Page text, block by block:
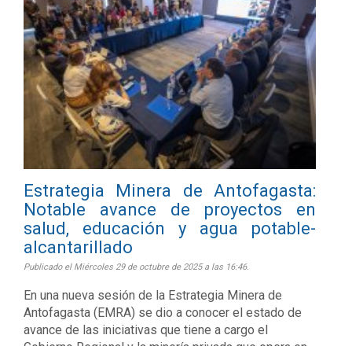
Estrategia Minera de Antofagasta:
Notable avance de proyectos en
salud, educación y agua potable-
alcantarillado
Publicado el Miércoles 29 de octubre de 2025 a las 16:46.
En una nueva sesión de la Estrategia Minera de
Antofagasta (EMRA) se dio a conocer el estado de
avance de las iniciativas que tiene a cargo el